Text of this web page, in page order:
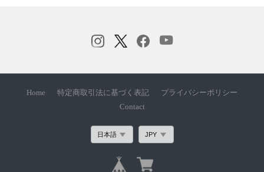
Home 特定商取引法に基づく表記
プライバシーポリシー
Contact